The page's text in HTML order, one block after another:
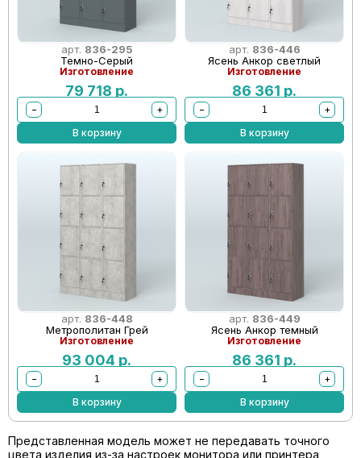
арт. 836-295
Темно-Серый
Изготовление
79 718 р.
−
+
В корзину
арт. 836-446
Ясень Анкор светлый
Изготовление
86 361 р.
−
+
В корзину
арт. 836-448
Метрополитан Грей
Изготовление
93 004 р.
−
+
В корзину
арт. 836-449
Ясень Анкор темный
Изготовление
86 361 р.
−
+
В корзину
Представленная модель может не передавать точного
цвета изделия из-за настроек монитора или принтера